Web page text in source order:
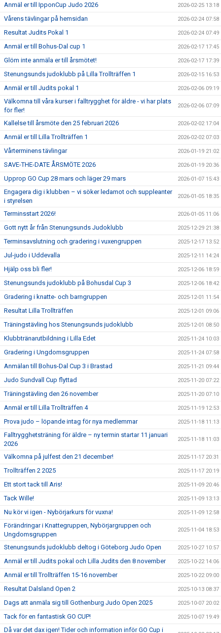
Anmäl er till IpponCup Judo 2026 2026-02-25 13:18
Vårens tävlingar på hemsidan 2026-02-24 07:58
Resultat Judits Pokal 1 2026-02-24 07:49
Anmäl er till Bohus-Dal cup 1 2026-02-17 17:45
Glöm inte anmäla er till årsmötet! 2026-02-17 17:39
Stenungsunds judoklubb på Lilla Trollträffen 1 2026-02-15 16:53
Anmäl er till Judits pokal 1 2026-02-06 09:19
Välkomna till våra kurser i falltrygghet för äldre - vi har plats
för fler!
2026-02-06 07:09
Kallelse till årsmöte den 25 februari 2026 2026-02-02 17:04
Anmäl er till Lilla Trollträffen 1 2026-02-02 07:03
Vårterminens tävlingar 2026-01-19 21:02
SAVE-THE-DATE ÅRSMÖTE 2026 2026-01-19 20:36
Upprop GO Cup 28 mars och läger 29 mars 2026-01-07 15:43
Engagera dig i klubben – vi söker ledamot och suppleanter
i styrelsen
2026-01-05 18:35
Terminsstart 2026! 2026-01-05 11:06
Gott nytt år från Stenungsunds Judoklubb 2025-12-29 21:38
Terminsavslutning och gradering i vuxengruppen 2025-12-17 13:52
Jul-judo i Uddevalla 2025-12-11 14:24
Hjälp oss bli fler! 2025-12-06 18:59
Stenungsunds judoklubb på Bohusdal Cup 3 2025-12-06 18:42
Gradering i knatte- och barngruppen 2025-12-01 11:54
Resultat Lilla Trollträffen 2025-12-01 09:06
Träningstävling hos Stenungsunds judoklubb 2025-12-01 08:50
Klubbtränarutbildning i Lilla Edet 2025-11-24 10:03
Gradering i Ungdomsgruppen 2025-11-24 07:58
Anmälan till Bohus-Dal Cup 3 i Brastad 2025-11-21 09:44
Judo Sundvall Cup flyttad 2025-11-20 07:22
Träningstävling den 26 november 2025-11-20 07:10
Anmäl er till Lilla Trollträffen 4 2025-11-19 12:53
Prova judo – löpande intag för nya medlemmar 2025-11-18 11:13
Falltrygghetsträning för äldre – ny termin startar 11 januari
2026
2025-11-18 11:03
Välkomna på julfest den 21 december! 2025-11-17 20:31
Trollträffen 2 2025 2025-11-17 20:19
Ett stort tack till Aris! 2025-11-09 20:46
Tack Wille! 2025-11-09 13:13
Nu kör vi igen - Nybörjarkurs för vuxna! 2025-11-09 12:58
Förändringar i Knattegruppen, Nybörjargruppen och
Ungdomsgruppen
2025-11-04 18:53
Stenungsunds judoklubb deltog i Göteborg Judo Open 2025-10-27 10:57
Anmäl er till Judits pokal och Lilla Judits den 8 november 2025-10-22 14:06
Anmäl er till Trollträffen 15-16 november 2025-10-22 09:00
Resultat Dalsland Open 2 2025-10-13 08:37
Dags att anmäla sig till Gothenburg Judo Open 2025 2025-10-07 20:02
Tack för en fantastisk GO CUP! 2025-10-07 19:49
Då var det dax igen! Tider och information inför GO Cup i